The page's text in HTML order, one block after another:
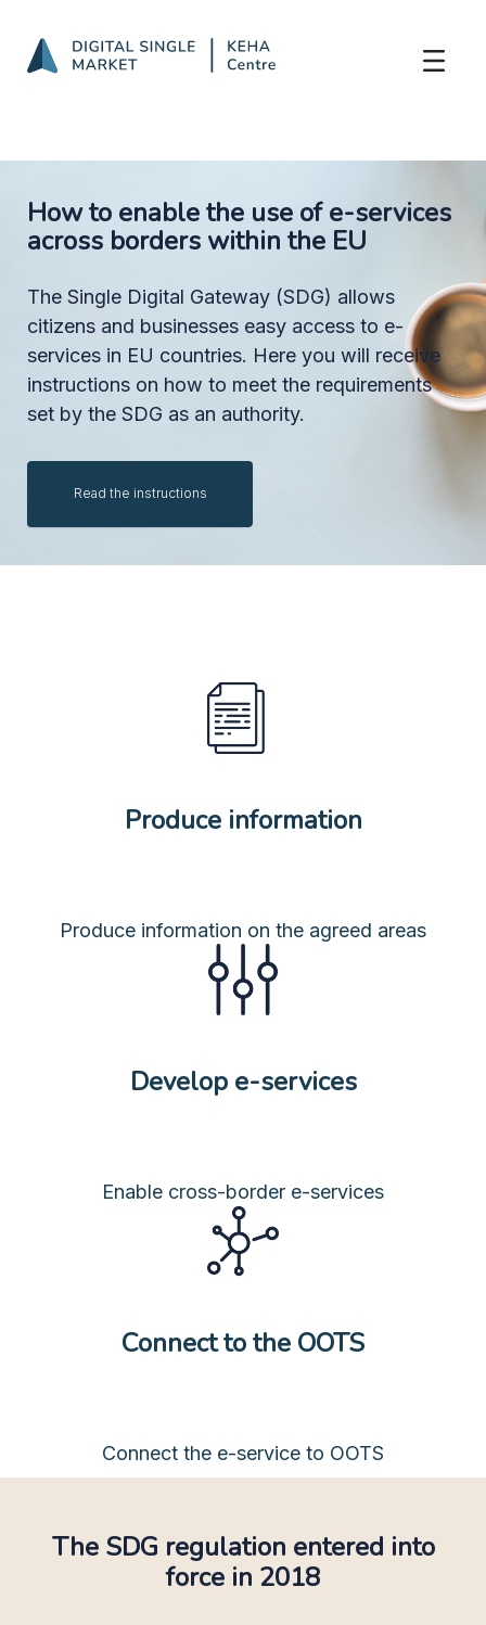
How to enable the use of e-services
across borders within the EU
The Single Digital Gateway (SDG) allows
citizens and businesses easy access to e-
services in EU countries. Here you will receive
instructions on how to meet the requirements
set by the SDG as an authority.
Read the instructions
Produce information
Produce information on the agreed areas
Develop e-services
Enable cross-border e-services
Connect to the OOTS
Connect the e-service to OOTS
The SDG regulation entered into
force in 2018